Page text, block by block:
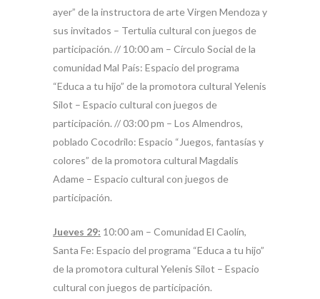
ayer” de la instructora de arte Virgen Mendoza y
sus invitados – Tertulia cultural con juegos de
participación. // 10:00 am – Círculo Social de la
comunidad Mal País: Espacio del programa
“Educa a tu hijo” de la promotora cultural Yelenis
Silot – Espacio cultural con juegos de
participación. // 03:00 pm – Los Almendros,
poblado Cocodrilo: Espacio “Juegos, fantasías y
colores” de la promotora cultural Magdalis
Adame – Espacio cultural con juegos de
participación.
Jueves 29: 10:00 am – Comunidad El Caolín,
Santa Fe: Espacio del programa “Educa a tu hijo”
de la promotora cultural Yelenis Silot – Espacio
cultural con juegos de participación.